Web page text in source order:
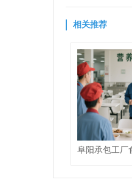
相关推荐